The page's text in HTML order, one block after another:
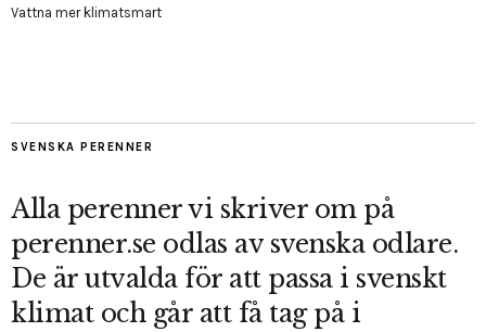
Vattna mer klimatsmart
SVENSKA PERENNER
Alla perenner vi skriver om på
perenner.se odlas av svenska odlare.
De är utvalda för att passa i svenskt
klimat och går att få tag på i